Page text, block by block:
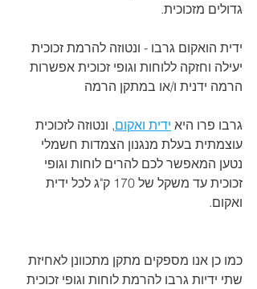
גדולים מזכוכית.
ידית הואקום גרבו - ונטוזה להרמת זכוכית
יעילה וחזקה ללוחות וגופי זכוכית אפשרות
הרמה ידנית ו/או במתקן הרמה
גרבו פרו היא ידית ואקום, ונטוזה לזכוכית
עוצמתית בעלת מנגנון הצמדות חשמלי
נטען המאפשר לכם להרים לוחות וגופי
זכוכית עד משקל של 170 ק"ג לכל ידית
ואקום.
כמו כן אנו מספקים מתקן מתכוונן לאחיזת
שתי ידיות גרבו להרמת לוחות וגופי זכוכית